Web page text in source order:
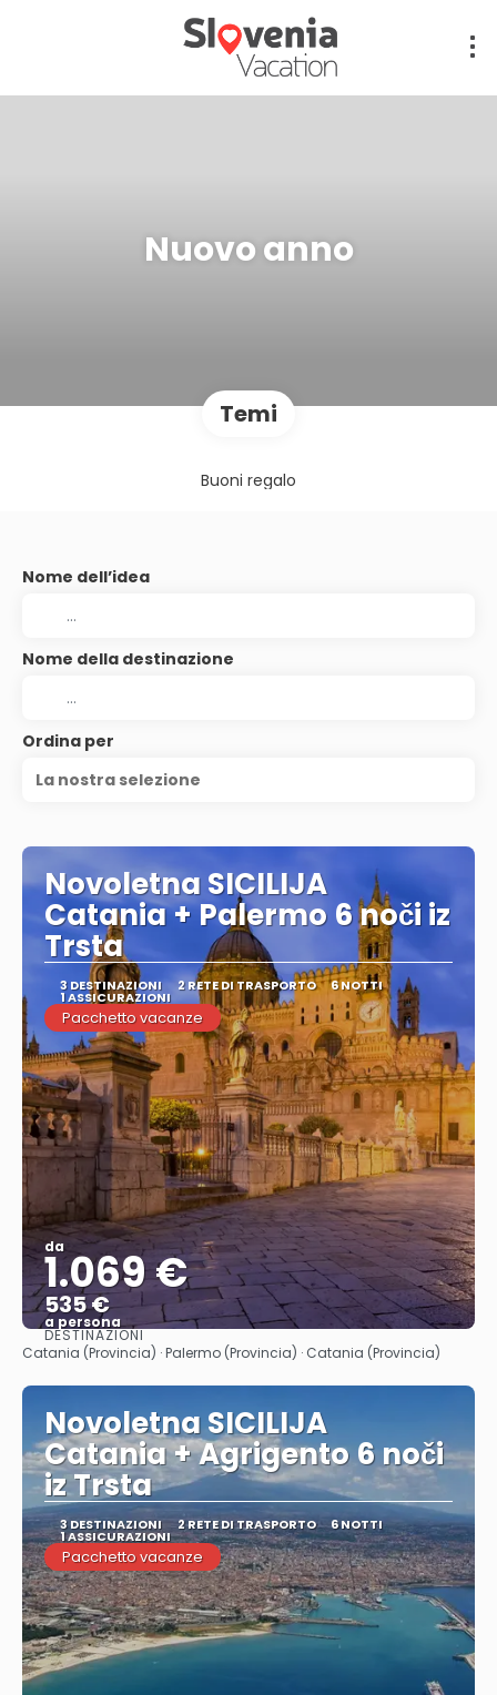
Nuovo anno
Temi
Buoni regalo
Nome dell’idea
Nome della destinazione
Ordina per
La nostra selezione
Novoletna SICILIJA
Catania + Palermo 6 noči iz
Trsta
3 DESTINAZIONI 2 RETE DI TRASPORTO 6 NOTTI
1 ASSICURAZIONI
Pacchetto vacanze
da
1.069 €
535 €
a persona
Vedere
DESTINAZIONI
Catania (Provincia) · Palermo (Provincia) · Catania (Provincia)
Novoletna SICILIJA
Catania + Agrigento 6 noči
iz Trsta
3 DESTINAZIONI 2 RETE DI TRASPORTO 6 NOTTI
1 ASSICURAZIONI
Pacchetto vacanze